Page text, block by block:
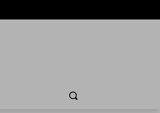
Cerca